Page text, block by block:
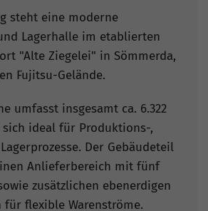
steht eine moderne
Lagerhalle im etablierten
"Alte Ziegelei" in Sömmerda,
Fujitsu-Gelände.
umfasst insgesamt ca. 6.322
sich ideal für Produktions-,
Der Gebäudeteil
Anlieferbereich mit fünf
zusätzlichen ebenerdigen
flexible Warenströme.